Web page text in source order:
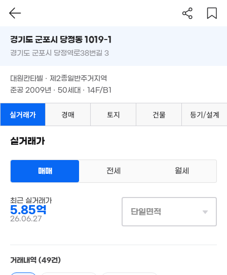
전용127m²
152m²
월 45만
10.6억
'17. 08
필터 매물 탐색
경기도 군포시 당정동 1019-1
준공 2009년 · 50세대 · 14F/B1
경기도 군포시 당정동 1019-1
경기도 군포시 당정역로38번길 3
대원칸타빌 · 제2종일반주거지역
준공 2009년 · 50세대 · 14F/B1
실거래가 경매 토지 건물 등기/설계
실거래가
매매 전세 월세
최근 실거래가
5.85억
26.06.27
단일면적
거래내역 (49건)